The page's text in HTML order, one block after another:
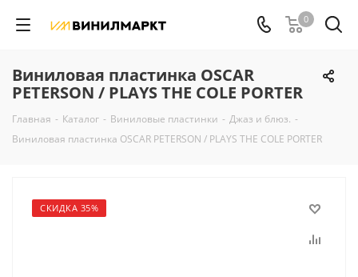
0
Виниловая пластинка OSCAR
PETERSON / PLAYS THE COLE PORTER
Главная - Каталог - Виниловые пластинки - Джаз и блюз. -
Виниловая пластинка OSCAR PETERSON / PLAYS THE COLE PORTER
СКИДКА 35%